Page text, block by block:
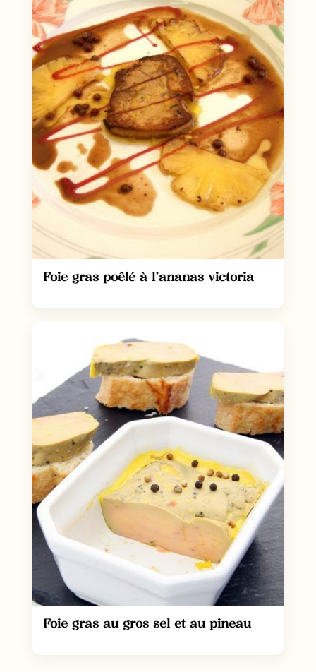
Foie gras poêlé à l’ananas victoria
Foie gras au gros sel et au pineau